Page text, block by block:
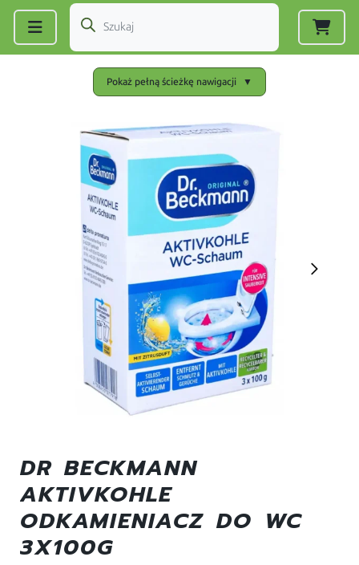
Pokaż pełną ścieżkę nawigacji ▼
DR BECKMANN
AKTIVKOHLE
ODKAMIENIACZ DO WC
3X100G